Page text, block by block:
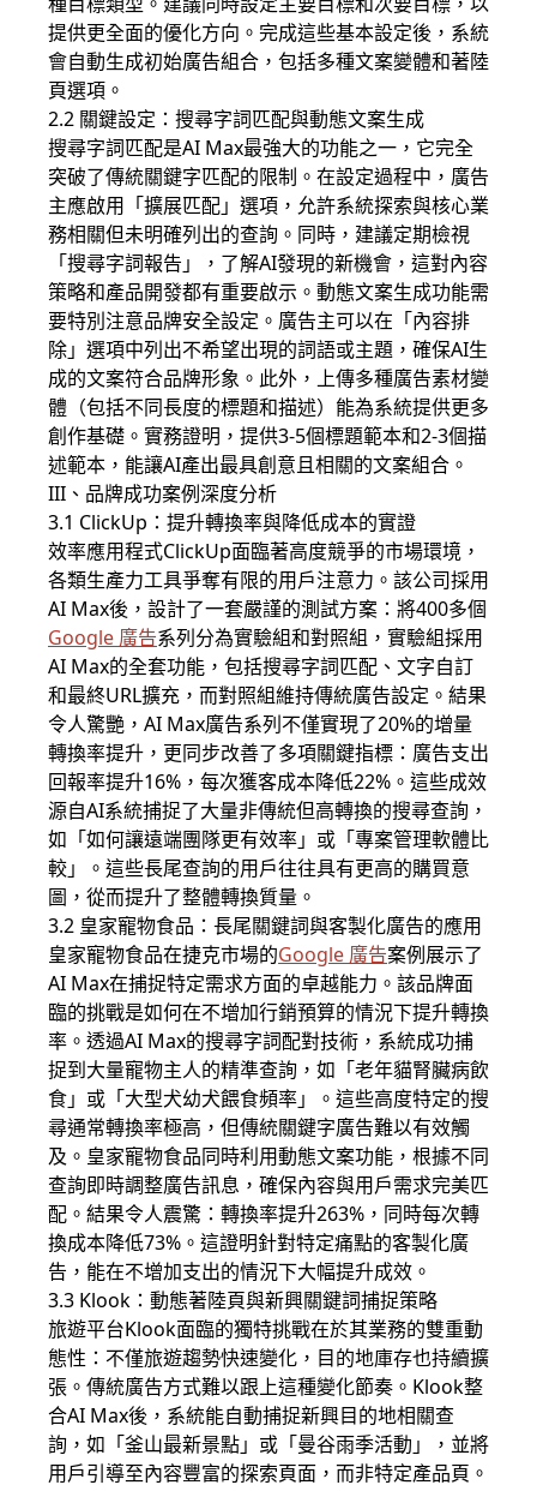
提供更全面的優化方向。完成這些基本設定後，系統
會自動生成初始廣告組合，包括多種文案變體和著陸
頁選項。
2.2 關鍵設定：搜尋字詞匹配與動態文案生成
搜尋字詞匹配是AI Max最強大的功能之一，它完全
突破了傳統關鍵字匹配的限制。在設定過程中，廣告
主應啟用「擴展匹配」選項，允許系統探索與核心業
務相關但未明確列出的查詢。同時，建議定期檢視
「搜尋字詞報告」，了解AI發現的新機會，這對內容
策略和產品開發都有重要啟示。動態文案生成功能需
要特別注意品牌安全設定。廣告主可以在「內容排
除」選項中列出不希望出現的詞語或主題，確保AI生
成的文案符合品牌形象。此外，上傳多種廣告素材變
體（包括不同長度的標題和描述）能為系統提供更多
創作基礎。實務證明，提供3-5個標題範本和2-3個描
述範本，能讓AI產出最具創意且相關的文案組合。
III、品牌成功案例深度分析
3.1 ClickUp：提升轉換率與降低成本的實證
效率應用程式ClickUp面臨著高度競爭的市場環境，
各類生產力工具爭奪有限的用戶注意力。該公司採用
AI Max後，設計了一套嚴謹的測試方案：將400多個
Google 廣告系列分為實驗組和對照組，實驗組採用
AI Max的全套功能，包括搜尋字詞匹配、文字自訂
和最終URL擴充，而對照組維持傳統廣告設定。結果
令人驚艷，AI Max廣告系列不僅實現了20%的增量
轉換率提升，更同步改善了多項關鍵指標：廣告支出
回報率提升16%，每次獲客成本降低22%。這些成效
源自AI系統捕捉了大量非傳統但高轉換的搜尋查詢，
如「如何讓遠端團隊更有效率」或「專案管理軟體比
較」。這些長尾查詢的用戶往往具有更高的購買意
圖，從而提升了整體轉換質量。
3.2 皇家寵物食品：長尾關鍵詞與客製化廣告的應用
皇家寵物食品在捷克市場的Google 廣告案例展示了
AI Max在捕捉特定需求方面的卓越能力。該品牌面
臨的挑戰是如何在不增加行銷預算的情況下提升轉換
率。透過AI Max的搜尋字詞配對技術，系統成功捕
捉到大量寵物主人的精準查詢，如「老年貓腎臟病飲
食」或「大型犬幼犬餵食頻率」。這些高度特定的搜
尋通常轉換率極高，但傳統關鍵字廣告難以有效觸
及。皇家寵物食品同時利用動態文案功能，根據不同
查詢即時調整廣告訊息，確保內容與用戶需求完美匹
配。結果令人震驚：轉換率提升263%，同時每次轉
換成本降低73%。這證明針對特定痛點的客製化廣
告，能在不增加支出的情況下大幅提升成效。
3.3 Klook：動態著陸頁與新興關鍵詞捕捉策略
旅遊平台Klook面臨的獨特挑戰在於其業務的雙重動
態性：不僅旅遊趨勢快速變化，目的地庫存也持續擴
張。傳統廣告方式難以跟上這種變化節奏。Klook整
合AI Max後，系統能自動捕捉新興目的地相關查
詢，如「釜山最新景點」或「曼谷雨季活動」，並將
用戶引導至內容豐富的探索頁面，而非特定產品頁。